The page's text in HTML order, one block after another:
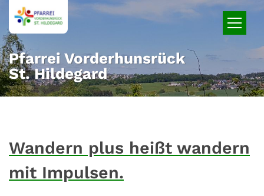
Zum Inhalt springen
Pfarrei Vorderhunsrück
St. Hildegard
Wandern plus heißt wandern
mit Impulsen.